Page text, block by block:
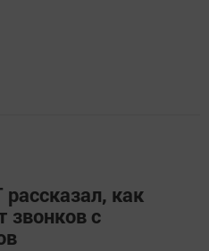
как
звонков с